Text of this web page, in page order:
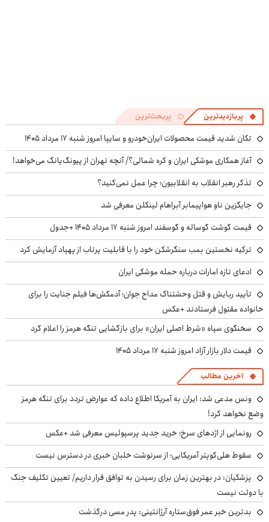
پربازدیدترین پربحث‌ترین
تکان شدید قیمت محصولات ایران‌خودرو و سایپا امروز شنبه ۱۷ مرداد ۱۴۰۵
آغاز همکاری موشکی ایران و کره شمالی؟/ آنچه تهران از پیونگ‌یانگ می‌خواهد!
تذکر رهبر انقلاب به انقلابیون؛ چرا عمل نمی‌کنید؟
جایگزین ناو هواپیمابر آبراهام لینکلن معرفی شد
قیمت گوشت گوساله و گوسفند امروز شنبه ۱۷ مرداد ۱۴۰۵ +جدول
ترکیه نخستین بمب سنگرشکن خود را با قابلیت پرتاب از پهپاد آزمایش کرد
ادعای تازه امارات درباره حمله موشکی ایران
تأیید ربایش و قتل وحشتناک مداح جوان؛ آدمکش‌ها فیلم جنایت را برای
خانواده مقتول فرستادند +عکس
سخنگوی سپاه «شرط اصلی ایران» برای بازگشایی تنگه هرمز را اعلام کرد
قیمت دلار بازار آزاد امروز شنبه ۱۷ مرداد ۱۴۰۵
آخرین مطالب
ونس مدعی شد: ایران به آمریکا اطلاع داده که عوارض تردد برای تنگه هرمز
وضع نخواهد کرد!
رونمایی از اژدهای سرخ؛ خرید جدید پرسپولیس معرفی شد +عکس
سقوط هلی‌کوپتر آمریکایی؛ از سرنوشت خلبان خبری در دسترس نیست
پزشکیان‌: در بهترین زمان برای رسیدن به توافق قرار داریم/ تعیین تکلیف جنگ
با دولت نیست
بدترین خبر عمر فوق‌ستاره آرژانتینی: پدر مسی درگذشت